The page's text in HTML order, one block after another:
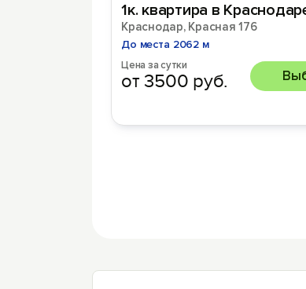
1к. квартира в
Краснодар, Красная 176
До места 2062 м
Цена за сутки
от 3500 руб.